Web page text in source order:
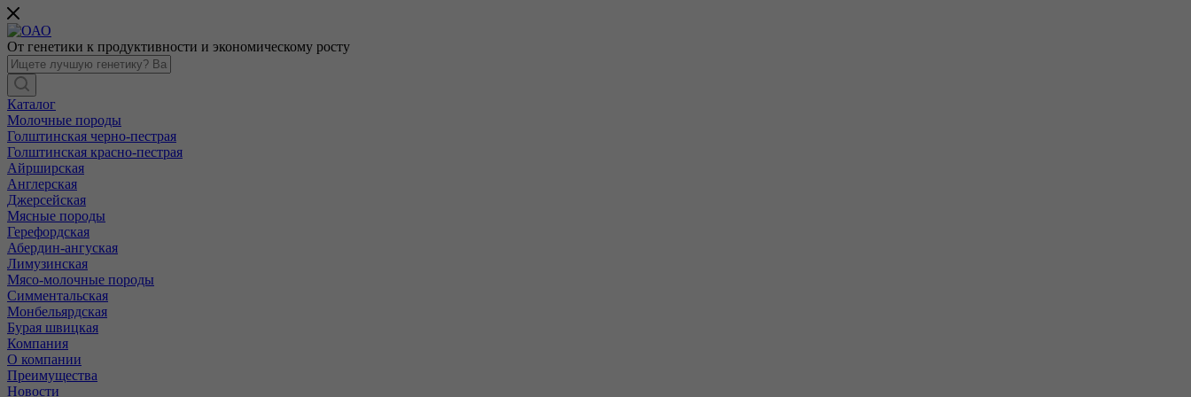
От генетики к продуктивности и экономическому росту
Каталог
Молочные породы
Голштинская черно-пестрая
Голштинская красно-пестрая
Айрширская
Англерская
Джерсейская
Мясные породы
Герефордская
Абердин-ангуская
Лимузинская
Мясо-молочные породы
Симментальская
Монбельярдская
Бурая швицкая
Компания
О компании
Преимущества
Новости